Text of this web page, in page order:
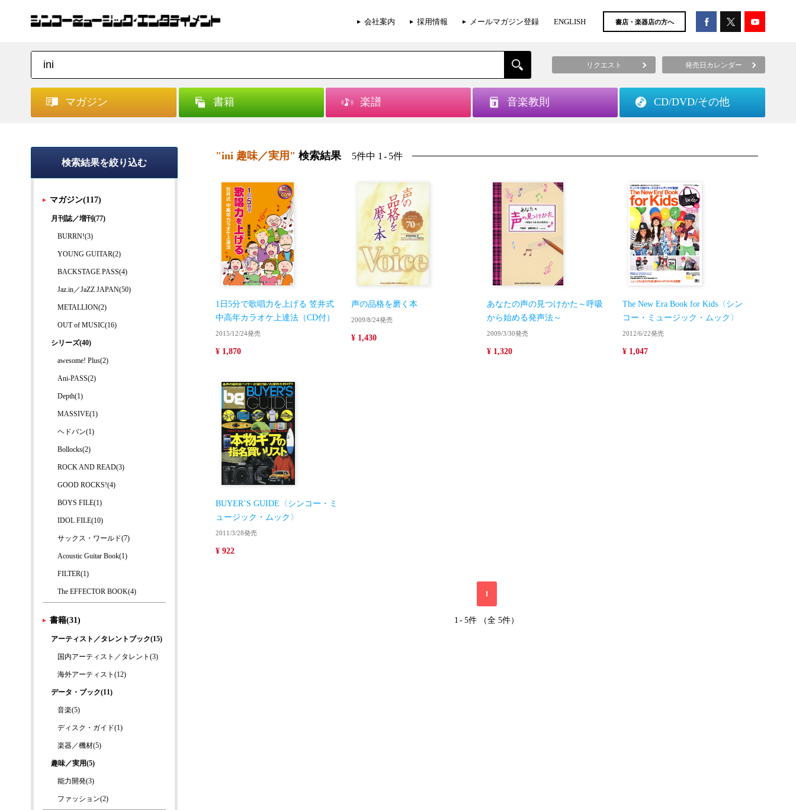
会社案内 採用情報 メールマガジン登録 ENGLISH 書店・楽器店の方へ
リクエスト 発売日カレンダー
マガジン 書籍 楽譜 音楽教則 CD/DVD/その他
"ini 趣味／実用" 検索結果 5件中 1 - 5件
1日5分で歌唱力を上げる 笠井式
中高年カラオケ上達法（CD付）
2015/12/24発売
¥ 1,870
声の品格を磨く本
2009/8/24発売
¥ 1,430
あなたの声の見つけかた～呼吸
から始める発声法～
2009/3/30発売
¥ 1,320
The New Era Book for Kids〈シン
コー・ミュージック・ムック〉
2012/6/22発売
¥ 1,047
BUYER’S GUIDE〈シンコー・ミ
ュージック・ムック〉
2011/3/28発売
¥ 922
1
1 - 5件 （全 5件）
検索結果を絞り込む
マガジン(117)
月刊誌／増刊(77)
BURRN!(3)
YOUNG GUITAR(2)
BACKSTAGE PASS(4)
Jaz.in／JaZZ JAPAN(50)
METALLION(2)
OUT of MUSIC(16)
シリーズ(40)
awesome! Plus(2)
Ani-PASS(2)
Depth(1)
MASSIVE(1)
ヘドバン(1)
Bollocks(2)
ROCK AND READ(3)
GOOD ROCKS!(4)
BOYS FILE(1)
IDOL FILE(10)
サックス・ワールド(7)
Acoustic Guitar Book(1)
FILTER(1)
The EFFECTOR BOOK(4)
書籍(31)
アーティスト／タレントブック(15)
国内アーティスト／タレント(3)
海外アーティスト(12)
データ・ブック(11)
音楽(5)
ディスク・ガイド(1)
楽器／機材(5)
趣味／実用(5)
能力開発(3)
ファッション(2)